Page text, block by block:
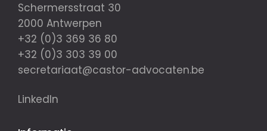
Schermersstraat 30
2000 Antwerpen
+32 (0)3 369 36 80
+32 (0)3 303 39 00
secretariaat@castor-advocaten.be
LinkedIn